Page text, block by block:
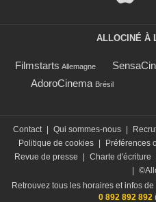
ALLOCINÉ À
Filmstarts Allemagne
AdoroCinema Brésil
Contact | Qui sommes-nous |
Politique de cookies | Préférences
Revue de presse
| Charte d'écriture
|
Retrouvez tous les horaires et infos
0 892 892 892